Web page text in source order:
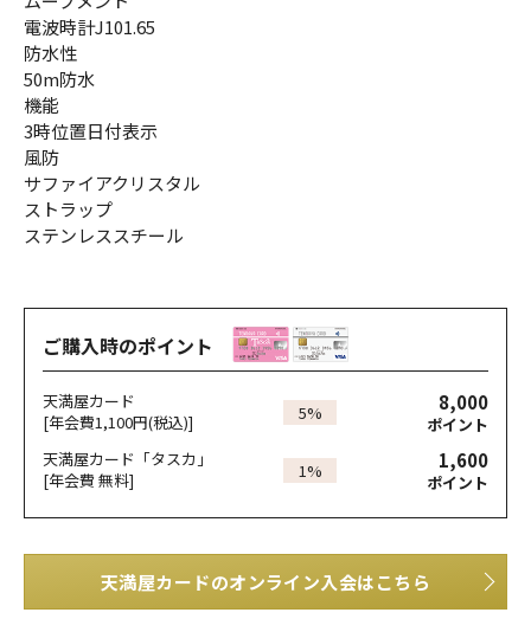
電波時計J101.65
防水性
50m防水
機能
3時位置日付表示
風防
サファイアクリスタル
ストラップ
ステンレススチール
ご購入時のポイント
天満屋カード
[年会費1,100円(税込)]
5% 8,000
ポイント
天満屋カード「タスカ」
[年会費 無料]
1% 1,600
ポイント
天満屋カードのオンライン入会はこちら